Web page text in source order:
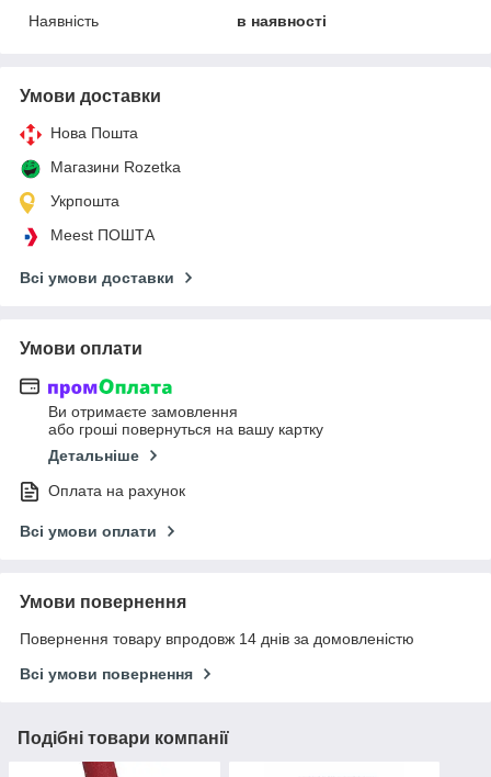
Наявність
в наявності
Умови доставки
Нова Пошта
Магазини Rozetka
Укрпошта
Meest ПОШТА
Всі умови доставки
Умови оплати
Ви отримаєте замовлення
або гроші повернуться на вашу картку
Детальніше
Оплата на рахунок
Всі умови оплати
Умови повернення
Повернення товару впродовж 14 днів за домовленістю
Всі умови повернення
Подібні товари компанії